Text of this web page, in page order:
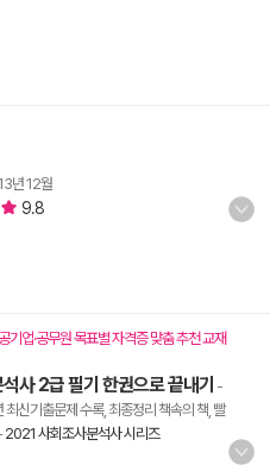
년 12월
9.8
기업·공무원 목표별 자격증 맞춤 추천 교재
사 2급 필기 한권으로 끝내기 -
신기출문제 수록, 최종정리 책속의 책, 빨
2021 사회조사분석사 시리즈